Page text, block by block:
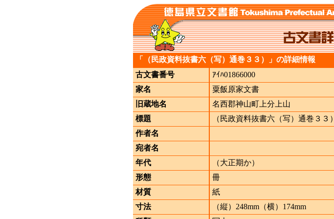
「（民政資料抜書六（写）通巻３３）」の詳細情報
古文書番号
ｱｲﾊ01866000
家名
粟飯原家文書
旧蔵地名
名西郡神山町上分上山
標題
（民政資料抜書六（写）通巻３３）
作者名
宛者名
年代
（大正期か）
形態
冊
材質
紙
寸法
（縦）248mm（横）174mm